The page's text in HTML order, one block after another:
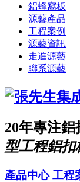
鋁蜂窩板
源藝產品
工程案例
源藝資訊
走進源藝
聯系源藝
20年專注鋁
型工程鋁扣
產品中心 工程